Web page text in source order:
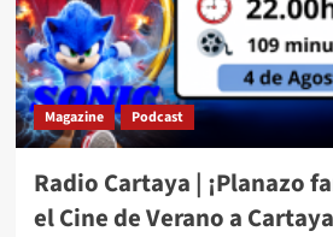
Magazine Podcast
Radio Cartaya | ¡Planazo
el Cine de Verano a Cartaya